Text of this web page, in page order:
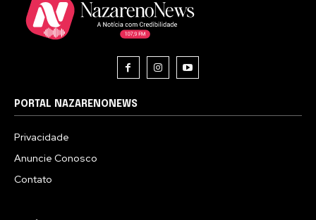
PORTAL NAZARENONEWS
Privacidade
Anuncie Conosco
Contato